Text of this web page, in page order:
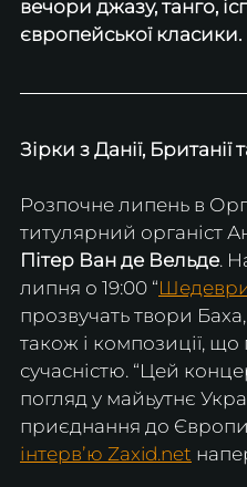
вечори джазу, танго,
європейської класики.
Зірки з Данії, Британії
Розпочне липень в
титулярний органіст
Пітер Ван де Вельде.
липня о 19:00 “
прозвучать твори
також і композиції, що
сучасністю. “Цей
погляд у майьутнє
приєднання до
інтервʼю Zaxid.net